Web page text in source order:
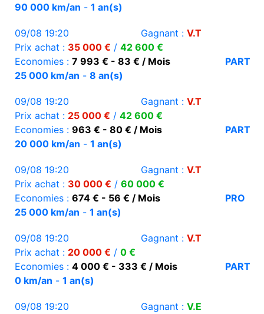
90 000 km/an - 1 an(s)
09/08 19:20 Gagnant : V.T
Prix achat : 35 000 € / 42 600 €
Economies : 7 993 € - 83 € / Mois
PART
25 000 km/an - 8 an(s)
09/08 19:20 Gagnant : V.T
Prix achat : 25 000 € / 42 600 €
Economies : 963 € - 80 € / Mois
PART
20 000 km/an - 1 an(s)
09/08 19:20 Gagnant : V.T
Prix achat : 30 000 € / 60 000 €
Economies : 674 € - 56 € / Mois
PRO
25 000 km/an - 1 an(s)
09/08 19:20 Gagnant : V.T
Prix achat : 20 000 € / 0 €
Economies : 4 000 € - 333 € / Mois
PART
0 km/an - 1 an(s)
09/08 19:20 Gagnant : V.E